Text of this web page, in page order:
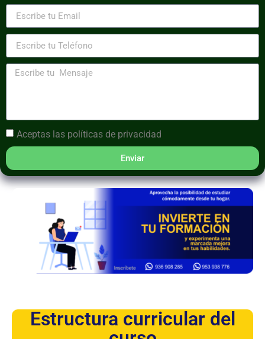
Aceptas las políticas de privacidad
Enviar
Estructura curricular del